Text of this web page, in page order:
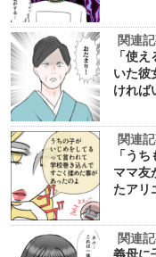
関連
「使
いた彼
ければ
関連
「う
ママ友
たアリ
関連